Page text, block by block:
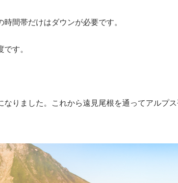
間帯だけはダウンが必要です。
す。
りました。これから遠見尾根を通ってアルプス